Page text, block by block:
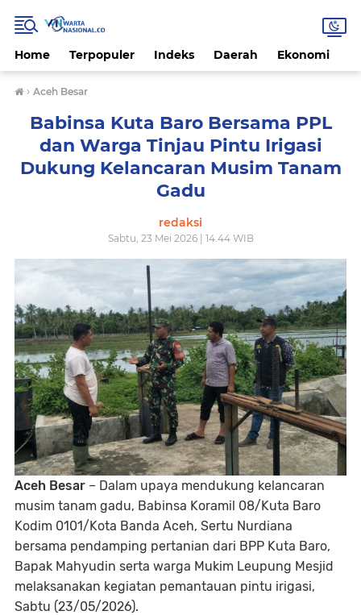
Home Terpopuler Indeks Daerah Ekonomi
› Aceh Besar
Babinsa Kuta Baro Bersama PPL
dan Warga Tinjau Pintu Irigasi
Dukung Kelancaran Musim Tanam
Gadu
redaksi
Sabtu, 23 Mei 2026 | 14.44 WIB
Aceh Besar – Dalam upaya mendukung kelancaran
musim tanam gadu, Babinsa Koramil 08/Kuta Baro
Kodim 0101/Kota Banda Aceh, Sertu Nurdiana
bersama pendamping pertanian dari BPP Kuta Baro,
Bapak Mahyudin serta warga Mukim Leupung Mesjid
melaksanakan kegiatan pemantauan pintu irigasi,
Sabtu (23/05/2026).